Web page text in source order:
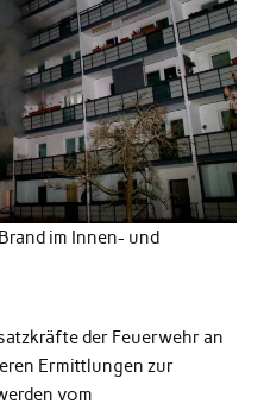
im Innen- und
der Feuerwehr an
Ermittlungen zur
vom